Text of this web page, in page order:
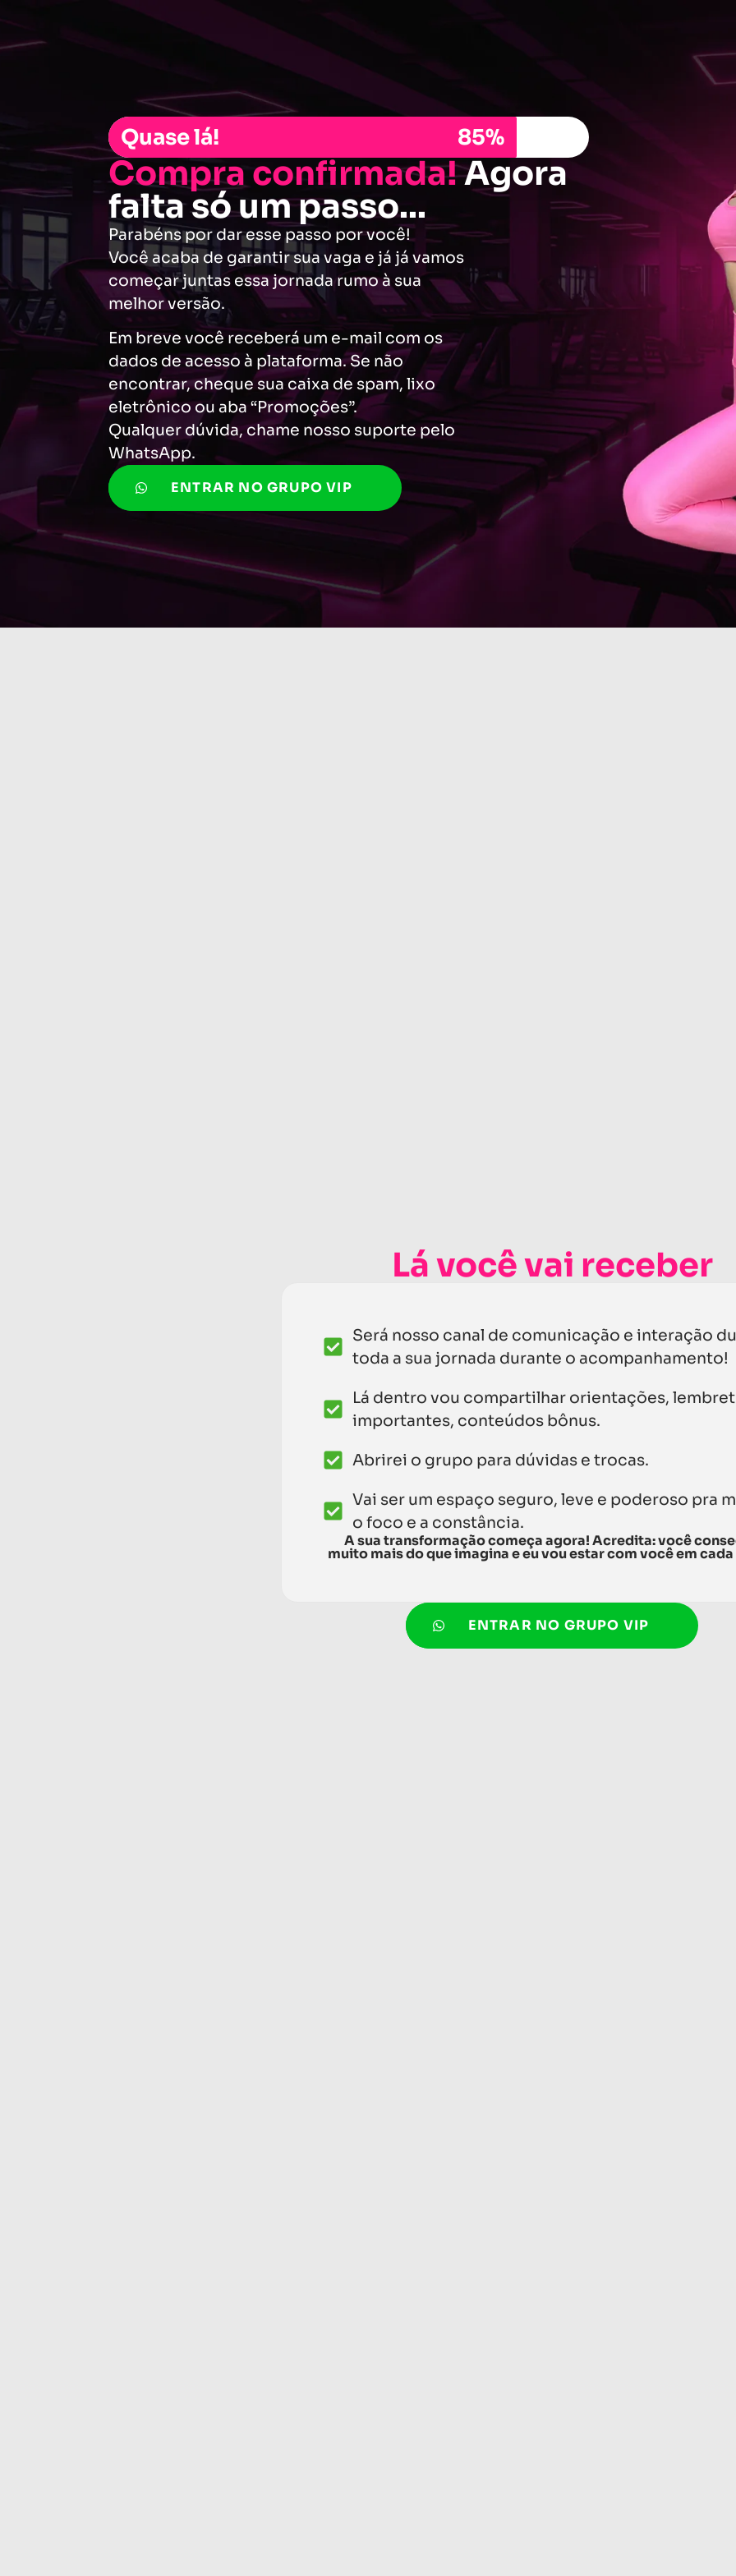
Quase lá! 85%
Compra confirmada!Agora
falta só um passo...
Parabéns por dar esse passo por você!
Você acaba de garantir sua vaga e já já vamos
começar juntas essa jornada rumo à sua
melhor versão.
Em breve você receberá um e-mail com os
dados de acesso à plataforma. Se não
encontrar, cheque sua caixa de spam, lixo
eletrônico ou aba “Promoções”.
Qualquer dúvida, chame nosso suporte pelo
WhatsApp.
ENTRAR NO GRUPO VIP
Lá você vai receber
Será nosso canal de comunicação e interação
toda a sua jornada durante o acompanhamento!
Lá dentro vou compartilhar orientações,
importantes, conteúdos bônus.
Abrirei o grupo para dúvidas e trocas.
Vai ser um espaço seguro, leve e poderoso pra
o foco e a constância.
A sua transformação começa agora! Acredita: você
muito mais do que imagina e eu vou estar com você em
ENTRAR NO GRUPO VIP